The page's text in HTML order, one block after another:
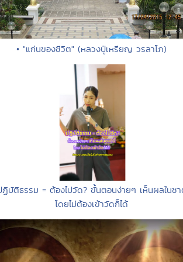
• "แก่นของชีวิต" (หลวงปู่เหรียญ วรลาโภ)
ฏิบัติธรรม = ต้องไปวัด? ขั้นตอนง่ายๆ เห็นผลในช
โดยไม่ต้องเข้าวัดก็ได้